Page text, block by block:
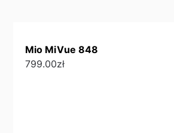
Mio MiVue 848
799.00zł